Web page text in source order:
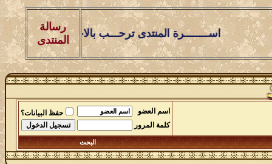
اســــــــرة المنتدى ترحـــب بالاخوة الاعضاء والزوار
رسالة
المنتدى
اسم العضو
حفظ البيانات؟
كلمة المرور
البحث